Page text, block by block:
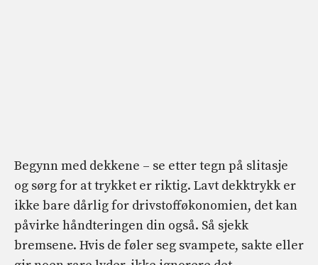
Begynn med dekkene – se etter tegn på slitasje
og sørg for at trykket er riktig. Lavt dekktrykk er
ikke bare dårlig for drivstofføkonomien, det kan
påvirke håndteringen din også. Så sjekk
bremsene. Hvis de føler seg svampete, sakte eller